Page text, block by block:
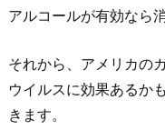
アルコールが有効なら
それから、アメリカの
ウイルスに効果あるか
きます。